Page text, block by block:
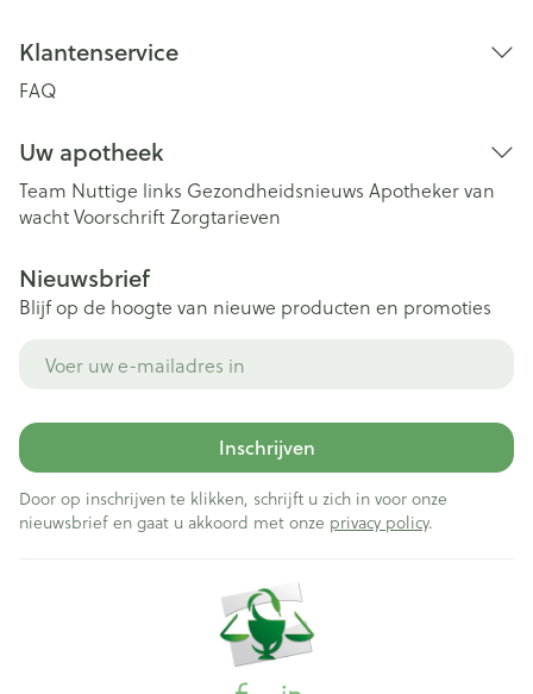
Klantenservice
FAQ
Uw apotheek
Team Nuttige links Gezondheidsnieuws Apotheker van
wachtVoorschriftZorgtarieven
Nieuwsbrief
Blijf op de hoogte van nieuwe producten en promoties
Inschrijven
Door op inschrijven te klikken, schrijft u zich in voor onze
nieuwsbrief en gaat u akkoord met onze privacy policy.